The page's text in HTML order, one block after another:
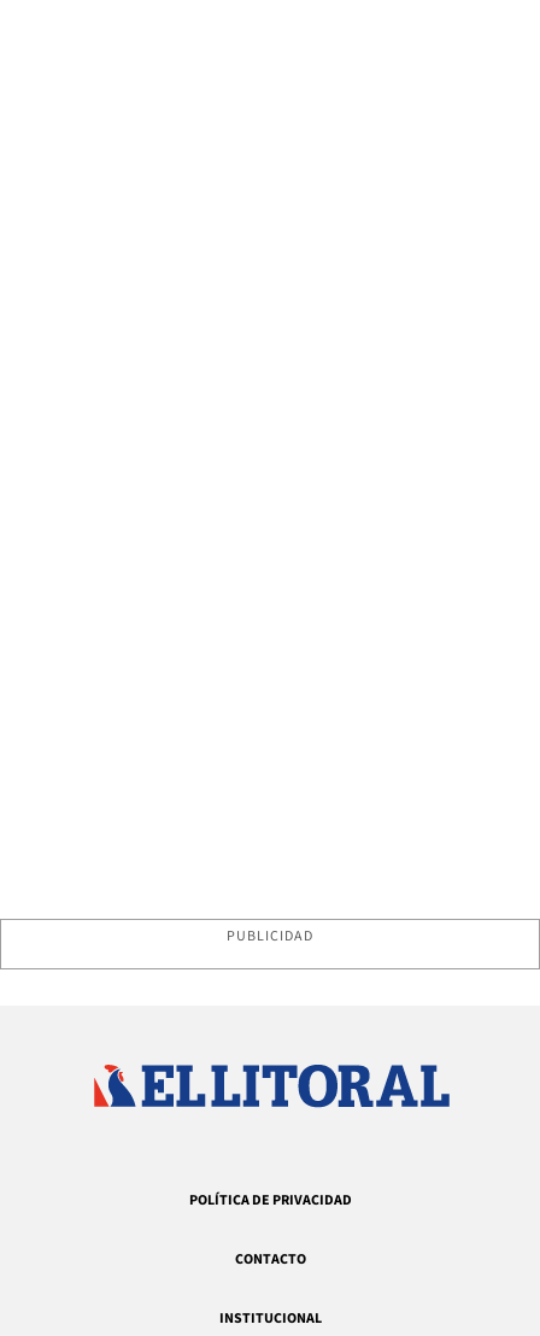
PUBLICIDAD
POLÍTICA DE PRIVACIDAD
CONTACTO
INSTITUCIONAL